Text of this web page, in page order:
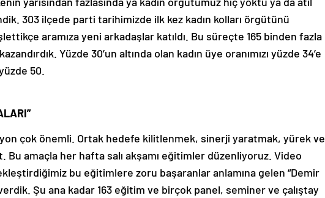
303 ilçede parti tarihimizde ilk kez kadın kolları örgütünü
aramıza yeni arkadaşlar katıldı. Bu süreçte 165 binden fazla
Yüzde 30’un altında olan kadın üye oranımızı yüzde 34’e
50.
çok önemli. Ortak hedefe kilitlenmek, sinerji yaratmak, yürek ve
amaçla her hafta salı akşamı eğitimler düzenliyoruz. Video
bu eğitimlere zoru başaranlar anlamına gelen “Demir
verdik. Şu ana kadar 163 eğitim ve birçok panel, seminer ve çalıştay